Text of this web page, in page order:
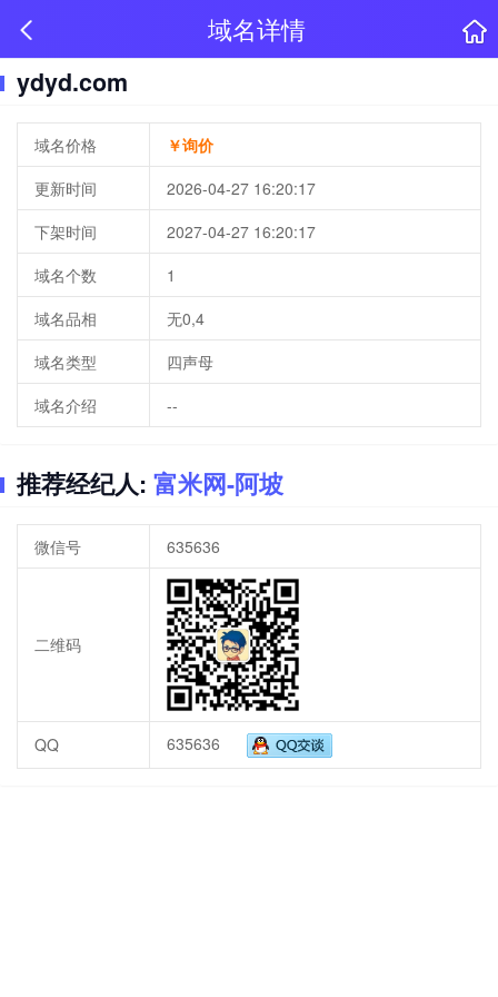
域名详情
ydyd.com
域名价格
￥询价
更新时间
2026-04-27 16:20:17
下架时间
2027-04-27 16:20:17
域名个数
1
域名品相
无0,4
域名类型
四声母
域名介绍
--
推荐经纪人: 富米网-阿坡
微信号 635636
二维码
QQ 635636